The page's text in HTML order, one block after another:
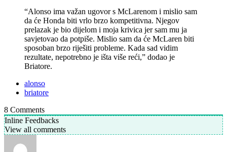
“Alonso ima važan ugovor s McLarenom i mislio sam
da će Honda biti vrlo brzo kompetitivna. Njegov
prelazak je bio dijelom i moja krivica jer sam mu ja
savjetovao da potpiše. Mislio sam da će McLaren biti
sposoban brzo riješiti probleme. Kada sad vidim
rezultate, nepotrebno je išta više reći,” dodao je
Briatore.
alonso
briatore
8 Comments
Inline Feedbacks
View all comments